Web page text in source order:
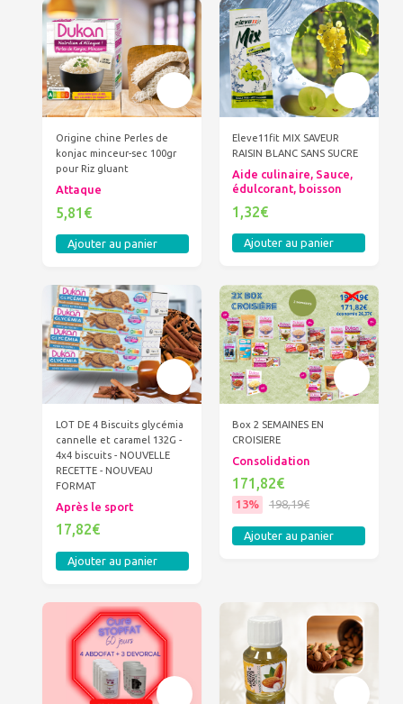
Origine chine Perles de
konjac minceur-sec 100gr
pour Riz gluant
Attaque
5,81€
Ajouter au panier
Eleve11fit MIX SAVEUR
RAISIN BLANC SANS SUCRE
Aide culinaire, Sauce,
édulcorant, boisson
1,32€
Ajouter au panier
LOT DE 4 Biscuits glycémia
cannelle et caramel 132G -
4x4 biscuits - NOUVELLE
RECETTE - NOUVEAU
FORMAT
Après le sport
17,82€
Ajouter au panier
Box 2 SEMAINES EN
CROISIERE
Consolidation
171,82€
13% 198,19€
Ajouter au panier